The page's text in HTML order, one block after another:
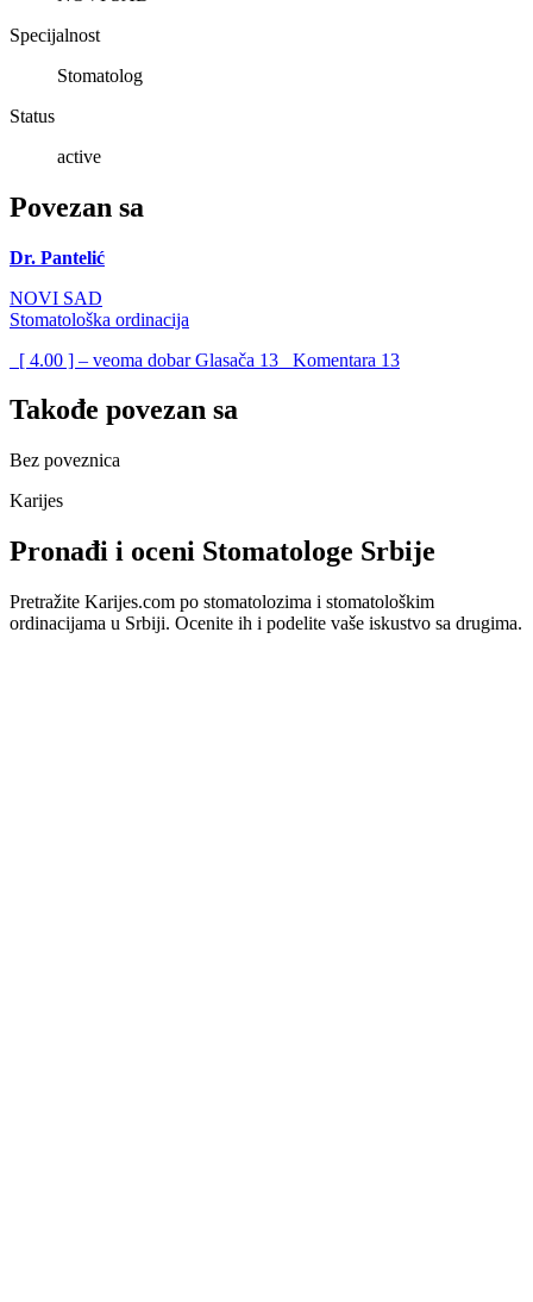
Specijalnost
Stomatolog
Status
active
Povezan sa
Dr. Pantelić
NOVI SAD
Stomatološka ordinacija
[ 4.00 ] – veoma dobarGlasača 13 Komentara 13
Takođe povezan sa
Bez poveznica
Karijes
Pronađi i oceni Stomatologe Srbije
Pretražite Karijes.com po stomatolozima i stomatološkim
ordinacijama u Srbiji. Ocenite ih i podelite vaše iskustvo sa drugima.